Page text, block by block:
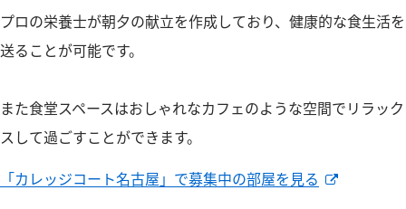
プロの栄養士が朝夕の献立を作成しており、健康的な食生活を
送ることが可能です。
また食堂スペースはおしゃれなカフェのような空間でリラック
スして過ごすことができます。
「カレッジコート名古屋」で募集中の部屋を見る